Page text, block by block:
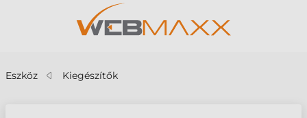
Eszköz Kiegészítők